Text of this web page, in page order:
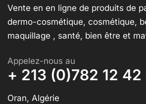
Vente en en ligne de produits de
dermo-cosmétique, cosmétique,
maquillage , santé, bien être et
Appelez-nous au
+ 213 (0)782 12 42
Oran, Algérie